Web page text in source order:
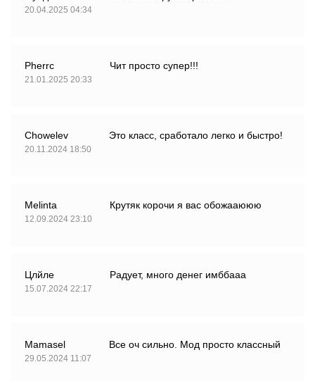
20.04.2025 04:34
Pherrc
21.01.2025 20:33
Чит просто супер!!!
Chowelev
20.11.2024 18:50
Это класс, сработало легко и быстро!
Melinta
12.09.2024 23:10
Крутяк корочи я вас обожааююю
Цлйле
15.07.2024 22:17
Радует, много денег имббааа
Mamasel
29.05.2024 11:07
Все оч сильно. Мод просто классный